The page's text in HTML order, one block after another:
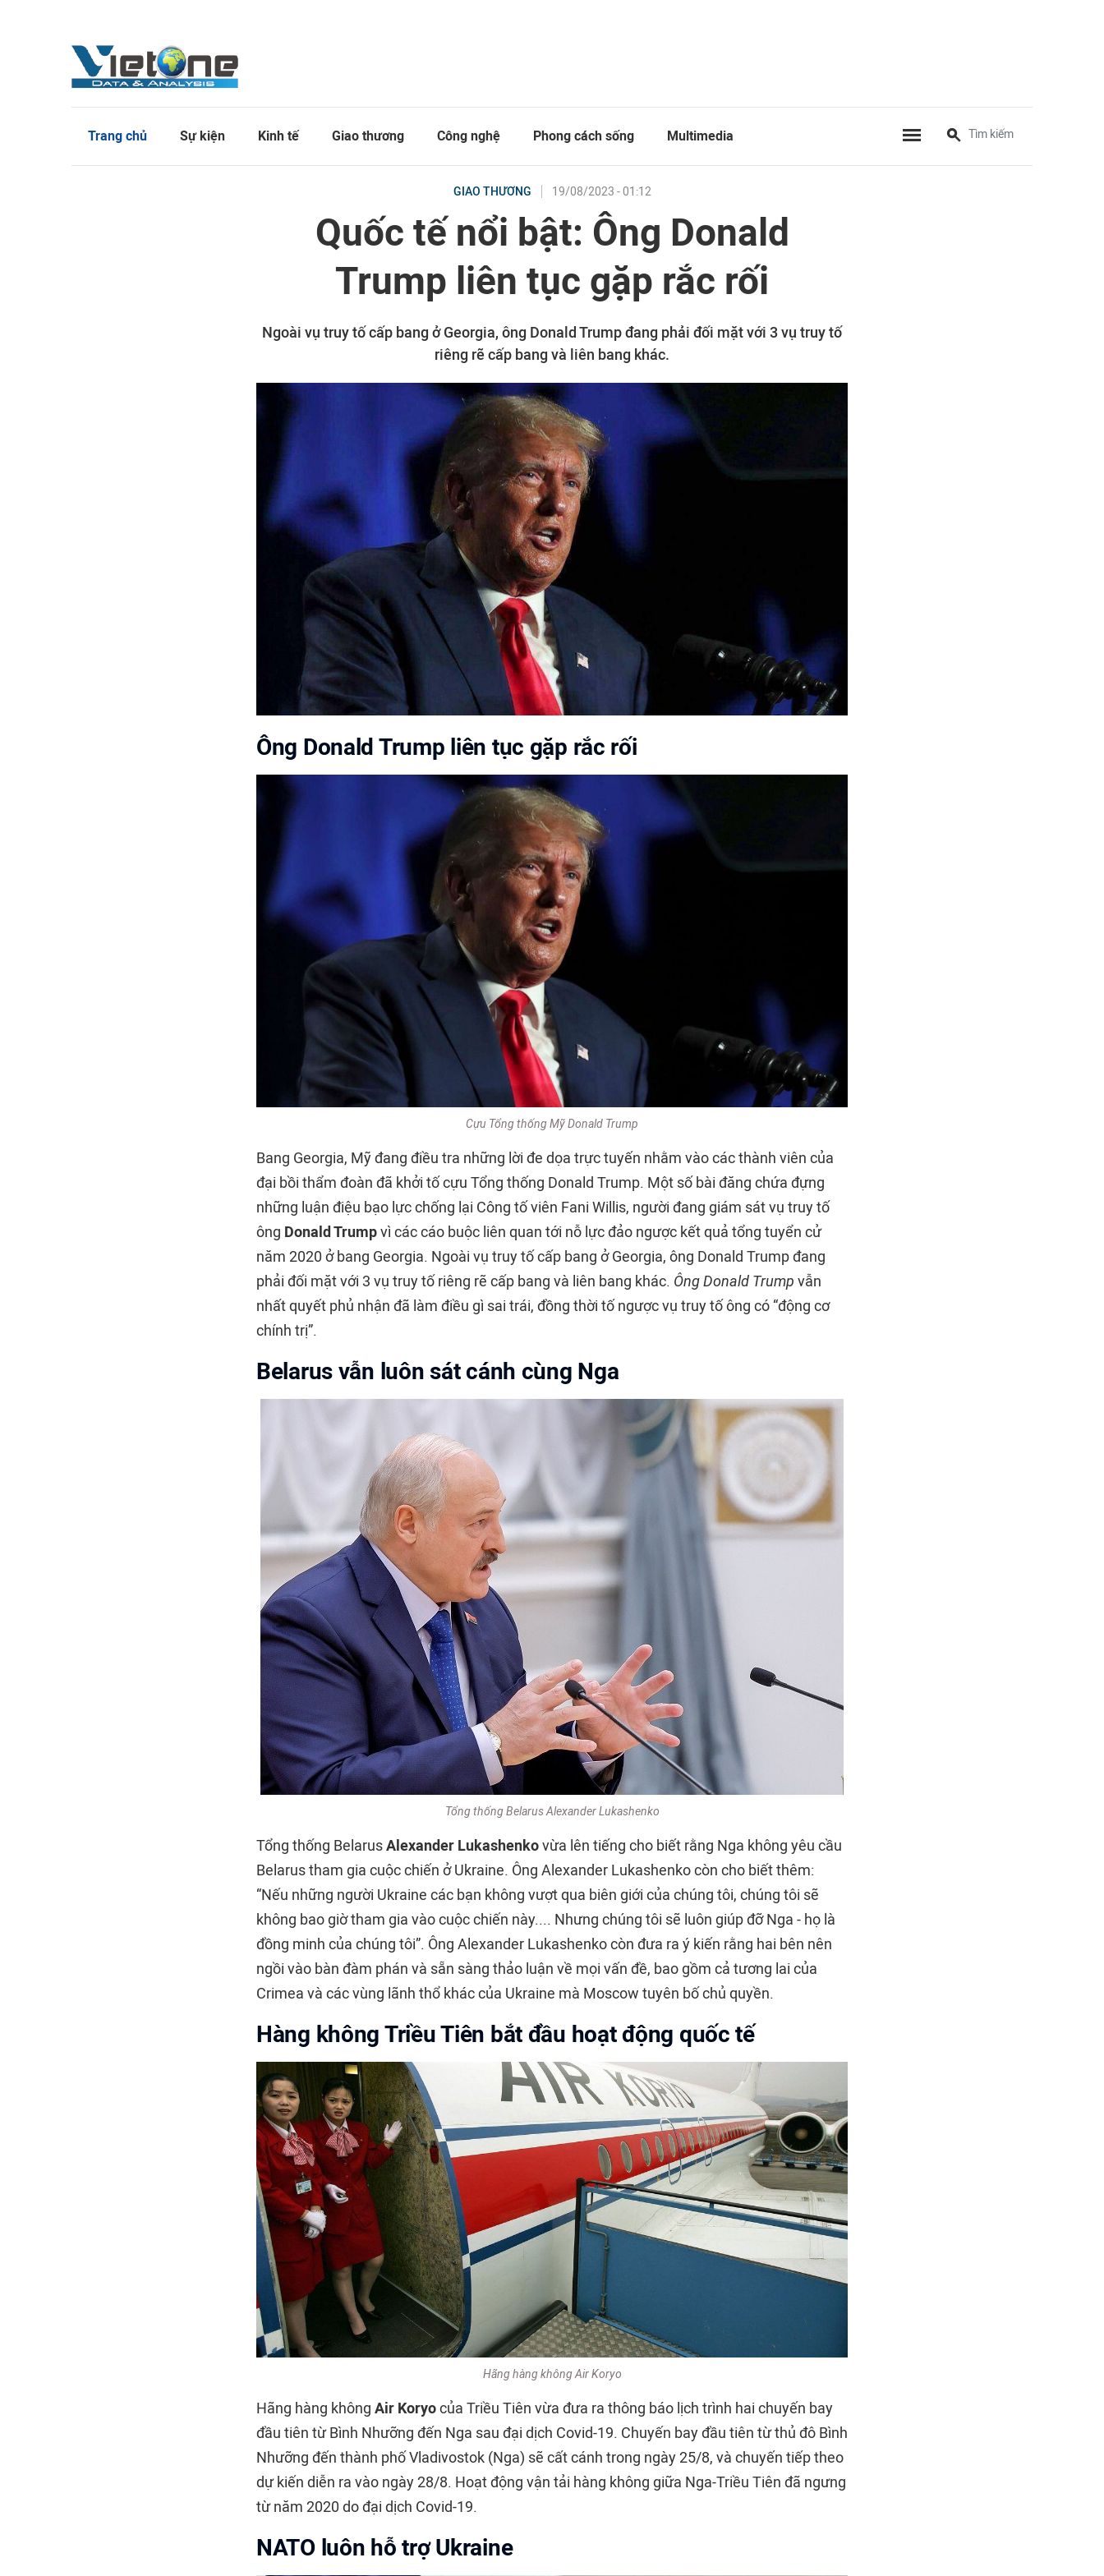
Trang chủ Sự kiện Kinh tế Giao thương Công nghệ Phong cách sống Multimedia
GIAO THƯƠNG 19/08/2023 - 01:12
Quốc tế nổi bật: Ông Donald
Trump liên tục gặp rắc rối
Ngoài vụ truy tố cấp bang ở Georgia, ông Donald Trump đang phải đối mặt với 3 vụ truy tố
riêng rẽ cấp bang và liên bang khác.
Ông Donald Trump liên tục gặp rắc rối
Cựu Tổng thống Mỹ Donald Trump
Bang Georgia, Mỹ đang điều tra những lời đe dọa trực tuyến nhằm vào các thành viên của
đại bồi thẩm đoàn đã khởi tố cựu Tổng thống Donald Trump. Một số bài đăng chứa đựng
những luận điệu bạo lực chống lại Công tố viên Fani Willis, người đang giám sát vụ truy tố
ông Donald Trumpvì các cáo buộc liên quan tới nỗ lực đảo ngược kết quả tổng tuyển cử
năm 2020 ở bang Georgia. Ngoài vụ truy tố cấp bang ở Georgia, ông Donald Trump đang
phải đối mặt với 3 vụ truy tố riêng rẽ cấp bang và liên bang khác. Ông Donald Trump vẫn
nhất quyết phủ nhận đã làm điều gì sai trái, đồng thời tố ngược vụ truy tố ông có “động cơ
chính trị”.
Belarus vẫn luôn sát cánh cùng Nga
Tổng thống Belarus Alexander Lukashenko
Tổng thống BelarusAlexander Lukashenkovừa lên tiếng cho biết rằng Nga không yêu cầu
Belarus tham gia cuộc chiến ở Ukraine. Ông Alexander Lukashenko còn cho biết thêm:
“Nếu những người Ukraine các bạn không vượt qua biên giới của chúng tôi, chúng tôi sẽ
không bao giờ tham gia vào cuộc chiến này.... Nhưng chúng tôi sẽ luôn giúp đỡ Nga - họ là
đồng minh của chúng tôi”. Ông Alexander Lukashenko còn đưa ra ý kiến rằng hai bên nên
ngồi vào bàn đàm phán và sẵn sàng thảo luận về mọi vấn đề, bao gồm cả tương lai của
Crimea và các vùng lãnh thổ khác của Ukraine mà Moscow tuyên bố chủ quyền.
Hàng không Triều Tiên bắt đầu hoạt động quốc tế
Hãng hàng không Air Koryo
Hãng hàng không Air Koryocủa Triều Tiên vừa đưa ra thông báo lịch trình hai chuyến bay
đầu tiên từ Bình Nhưỡng đến Nga sau đại dịch Covid-19. Chuyến bay đầu tiên từ thủ đô Bình
Nhưỡng đến thành phố Vladivostok (Nga) sẽ cất cánh trong ngày 25/8, và chuyến tiếp theo
dự kiến diễn ra vào ngày 28/8. Hoạt động vận tải hàng không giữa Nga-Triều Tiên đã ngưng
từ năm 2020 do đại dịch Covid-19.
NATO luôn hỗ trợ Ukraine